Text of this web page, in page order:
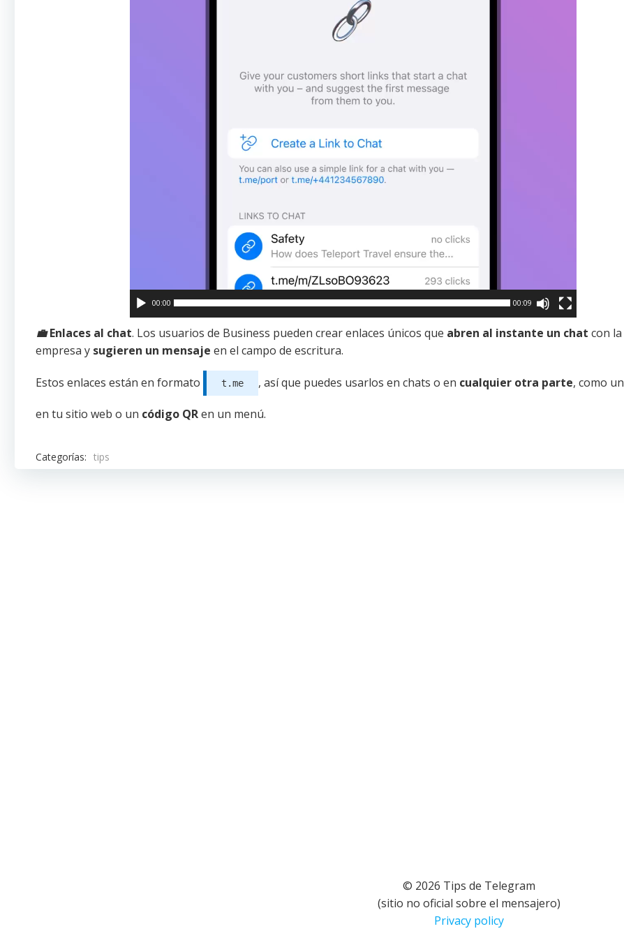
00:00 00:09
💼 Enlaces al chat. Los usuarios de Business pueden crear enlaces únicos que abren al instante un chat con la
empresa y sugieren un mensaje en el campo de escritura.
Estos enlaces están en formato t.me , así que puedes usarlos en chats o en cualquier otra parte, como un
en tu sitio web o un código QRen un menú.
Categorías: tips
© 2026 Tips de Telegram
(sitio no oficial sobre el mensajero)
Privacy policy